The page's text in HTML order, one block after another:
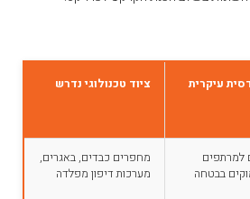
עיקרית ציוד טכנולוגי נדרש
למרתפים
בבטחה
מחפרים כבדים, באגרים,
מערכות דיפון מפלדה